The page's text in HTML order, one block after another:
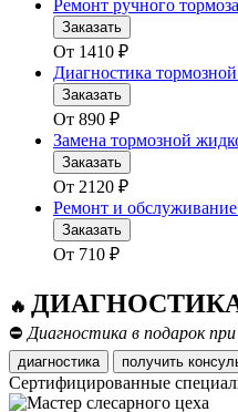
Ремонт ручного
Заказать
От 1410 ₽
Диагностика
Заказать
От 890 ₽
Замена тормозной
Заказать
От 2120 ₽
Ремонт и
Заказать
От 710 ₽
🔥 ДИАГНОСТИКА
⛔ Диагностика в подарок
диагностика получить
Сертифицированные